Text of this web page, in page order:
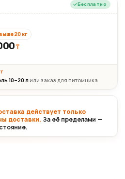
Бесплатно
20 кг
₸
10–20 л или заказ для питомника
действует только
доставки. За её пределами —